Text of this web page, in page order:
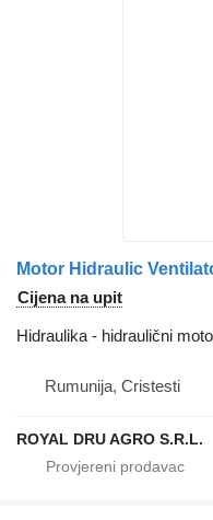
Cijena na upit
Hidraulika - hidraulični
Rumunija, Cristesti
ROYAL DRU AGRO S.R.L.